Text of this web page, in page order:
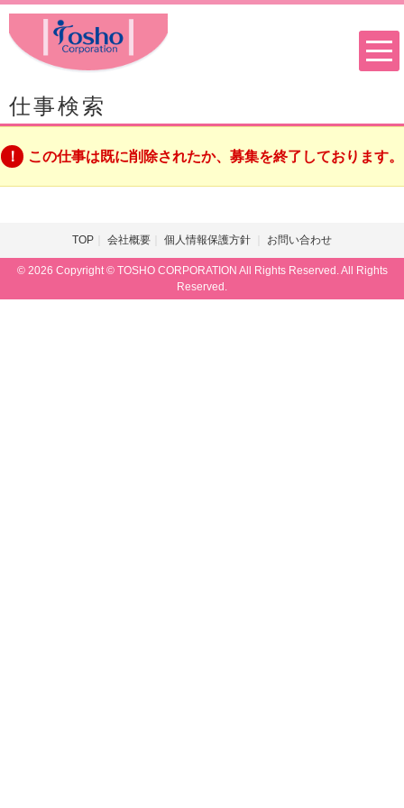
仕事検索
この仕事は既に削除されたか、募集を終了しております。
TOP 会社概要 個人情報保護方針 お問い合わせ
© 2026 Copyright © TOSHO CORPORATION All Rights Reserved. All Rights
Reserved.